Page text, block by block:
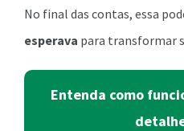
No final das contas, essa
esperava para transformar
Entenda como